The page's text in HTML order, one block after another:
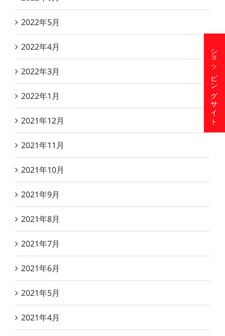
2022年5月
2022年4月
2022年3月
2022年1月
2021年12月
2021年11月
2021年10月
2021年9月
2021年8月
2021年7月
2021年6月
2021年5月
2021年4月
ショッピングサイト